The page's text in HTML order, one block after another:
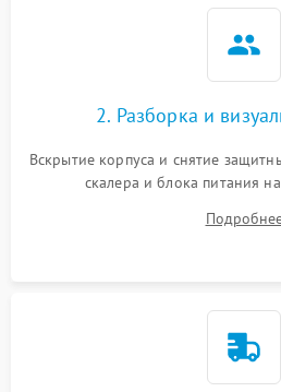
2. Разборка и
Вскрытие корпуса и снятие
скалера и блока питания
конденсаторов, прогаров,
контактов и целостности